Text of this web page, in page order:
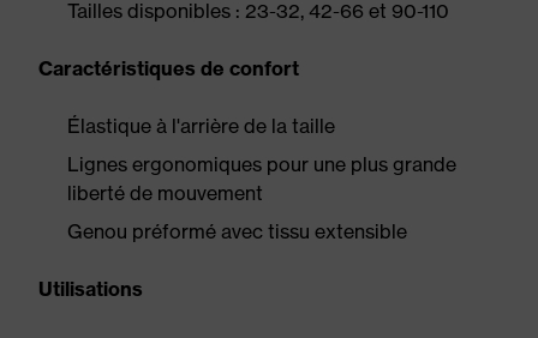
Tailles disponibles : 23-32, 42-66 et 90-110
Caractéristiques de confort
Élastique à l'arrière de la taille
Lignes ergonomiques pour une plus grande
liberté de mouvement
Genou préformé avec tissu extensible
Utilisations